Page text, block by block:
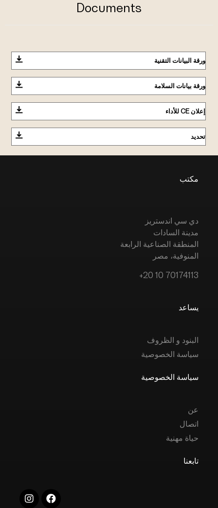
Documents
ورقة البيانات التقنية
ورقة بيانات السلامة
إعلان CE للأداء
تحديد
مكتب
دي سي اندستريز
مدينة السادات
المنطقة الصناعية الرابعة
المنوفية، مصر
+20 10 70174113
يساعد
البنود و الظروف
سياسة الخصوصية
سياسة الخصوصية
عن
اتصال
حياة مهنية
تابعنا